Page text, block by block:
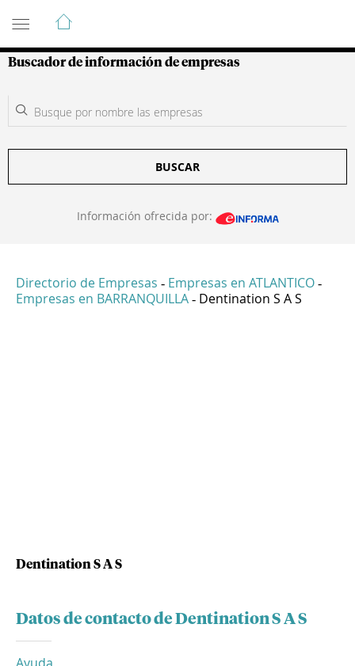
Guía de Empresas Colombianas
Buscador de información de empresas
BUSCAR
Información ofrecida por:
Directorio de Empresas - Empresas en ATLANTICO -
Empresas en BARRANQUILLA - Dentination S A S
Dentination S A S
Datos de contacto de Dentination S A S